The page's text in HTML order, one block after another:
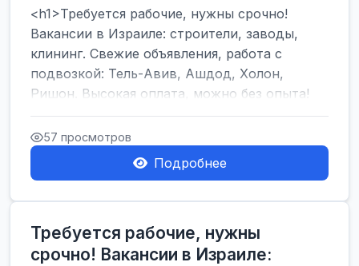
<h1>Требуется рабочие, нужны срочно!
Вакансии в Израиле: строители, заводы,
клининг. Свежие объявления, работа с
подвозкой: Тель-Авив, Ашдод, Холон,
Ришон. Высокая оплата, можно без опыта!
</h1><br />
... 57 просмотров
Подробнее
Требуется рабочие, нужны
срочно! Вакансии в Израиле: